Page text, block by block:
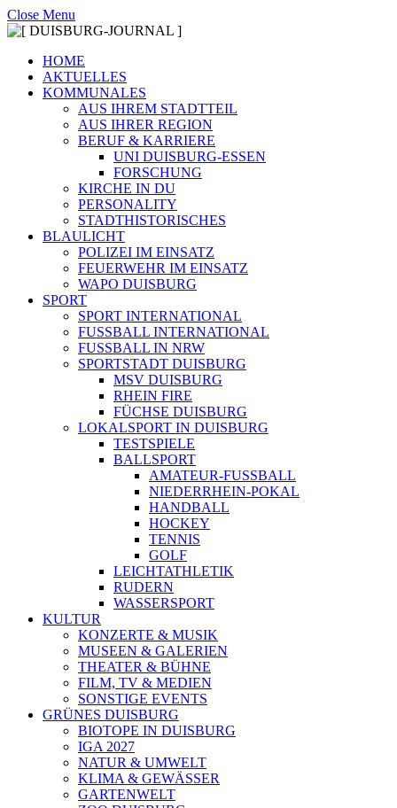
Close Menu
HOME
AKTUELLES
KOMMUNALES
AUS IHREM STADTTEIL
AUS IHRER REGION
BERUF & KARRIERE
UNI DUISBURG-ESSEN
FORSCHUNG
KIRCHE IN DU
PERSONALITY
STADTHISTORISCHES
BLAULICHT
POLIZEI IM EINSATZ
FEUERWEHR IM EINSATZ
WAPO DUISBURG
SPORT
SPORT INTERNATIONAL
FUSSBALL INTERNATIONAL
FUSSBALL IN NRW
SPORTSTADT DUISBURG
MSV DUISBURG
RHEIN FIRE
FÜCHSE DUISBURG
LOKALSPORT IN DUISBURG
TESTSPIELE
BALLSPORT
AMATEUR-FUSSBALL
NIEDERRHEIN-POKAL
HANDBALL
HOCKEY
TENNIS
GOLF
LEICHTATHLETIK
RUDERN
WASSERSPORT
KULTUR
KONZERTE & MUSIK
MUSEEN & GALERIEN
THEATER & BÜHNE
FILM, TV & MEDIEN
SONSTIGE EVENTS
GRÜNES DUISBURG
BIOTOPE IN DUISBURG
IGA 2027
NATUR & UMWELT
KLIMA & GEWÄSSER
GARTENWELT